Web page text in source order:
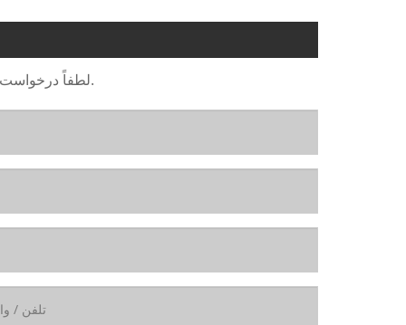
لطفاً درخواست خود را در فرم زیر ارائه دهید. ما ظرف 24 ساعت به شما پاسخ خواهیم داد.